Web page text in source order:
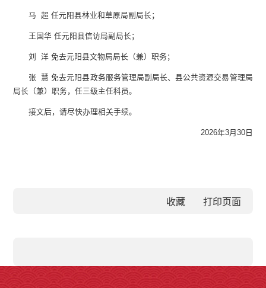
马 超 任元阳县林业和草原局副局长；
王国华 任元阳县信访局副局长；
刘 洋 免去元阳县文物局局长（兼）职务；
张 慧 免去元阳县政务服务管理局副局长、县公共资源交易管理局
局长（兼）职务，任三级主任科员。
接文后，请尽快办理相关手续。
2026年3月30日
收藏